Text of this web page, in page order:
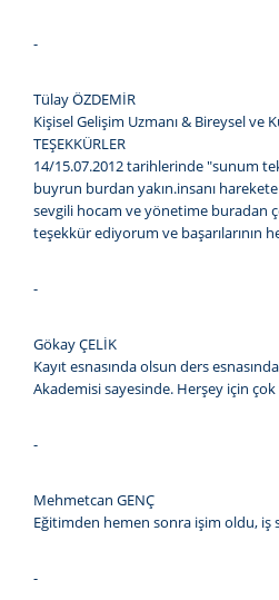
-
Tülay ÖZDEMİR
Kişisel Gelişim Uzmanı & Bireysel ve
TEŞEKKÜRLER
14/15.07.2012 tarihlerinde "sunum
buyrun burdan yakın.insanı
sevgili hocam ve yönetime buradan
teşekkür ediyorum ve başarılarının
-
Gökay ÇELİK
Kayıt esnasında olsun ders
Akademisi sayesinde. Herşey için
-
Mehmetcan GENÇ
Eğitimden hemen sonra işim oldu,
-